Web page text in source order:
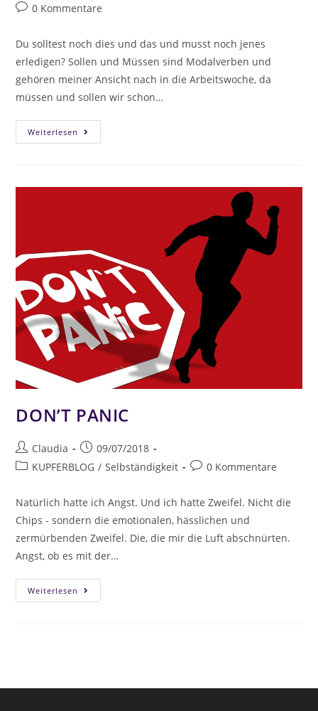
0 Kommentare
Du solltest noch dies und das und musst noch jenes
erledigen? Sollen und Müssen sind Modalverben und
gehören meiner Ansicht nach in die Arbeitswoche, da
müssen und sollen wir schon…
Weiterlesen
DON’T PANIC
Claudia
09/07/2018
KUPFERBLOG / Selbständigkeit 0 Kommentare
Natürlich hatte ich Angst. Und ich hatte Zweifel. Nicht die
Chips - sondern die emotionalen, hässlichen und
zermürbenden Zweifel. Die, die mir die Luft abschnürten.
Angst, ob es mit der…
Weiterlesen